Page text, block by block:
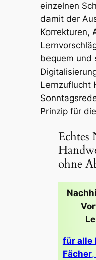
einzelnen
damit der
Korrekturen,
bequem und
Lernzuflucht
Prinzip für
Echtes
ohne
für alle
Fächer,